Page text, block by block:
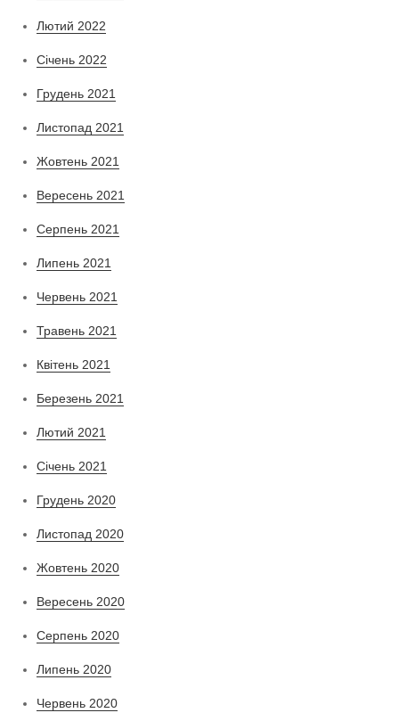
Лютий 2022
Січень 2022
Грудень 2021
Листопад 2021
Жовтень 2021
Вересень 2021
Серпень 2021
Липень 2021
Червень 2021
Травень 2021
Квітень 2021
Березень 2021
Лютий 2021
Січень 2021
Грудень 2020
Листопад 2020
Жовтень 2020
Вересень 2020
Серпень 2020
Липень 2020
Червень 2020